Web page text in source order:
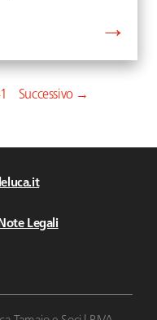
Successivo →
Legali